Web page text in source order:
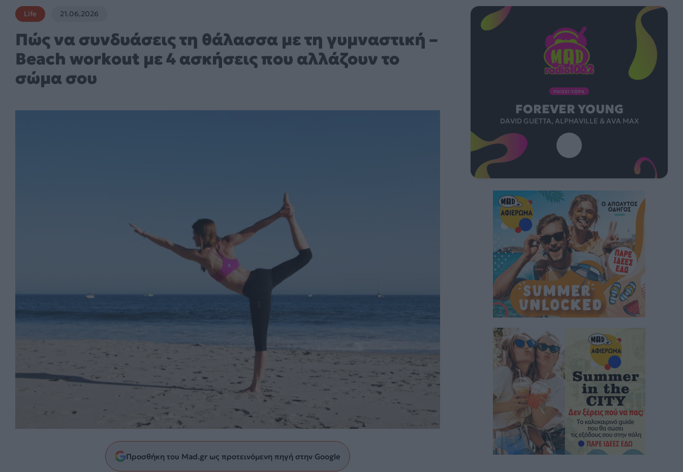
Life 21.06.2026
Πώς να συνδυάσεις τη θάλασσα με τη γυμναστική –
Beach workout με 4 ασκήσεις που αλλάζουν το
σώμα σου
Προσθήκη του Mad.gr ως προτεινόμενη πηγή στην Google
ΠΑΙΖΕΙ ΤΩΡΑ
FOREVER YOUNG
DAVID GUETTA, ALPHAVILLE & AVA MAX